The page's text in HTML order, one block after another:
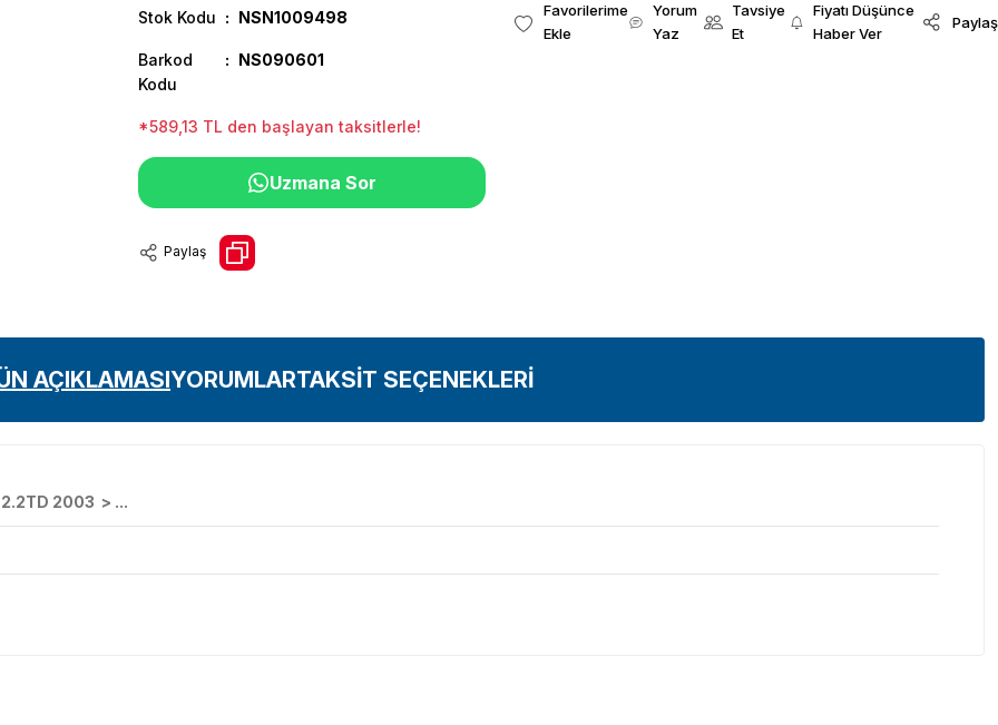
Stok Kodu NSN1009498
Barkod
Kodu
NS090601
*589,13 TL den başlayan taksitlerle!
Uzmana Sor
Paylaş
Yorum
Yaz
Tavsiye
Et
Fiyatı Düşünce
Haber Ver
Paylaş
AÇIKLAMASIYORUMLARTAKSİT SEÇENEKLERİ
2.2TD 2003 > ...